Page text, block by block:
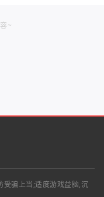
~
受骗上当;适度游戏益脑,沉